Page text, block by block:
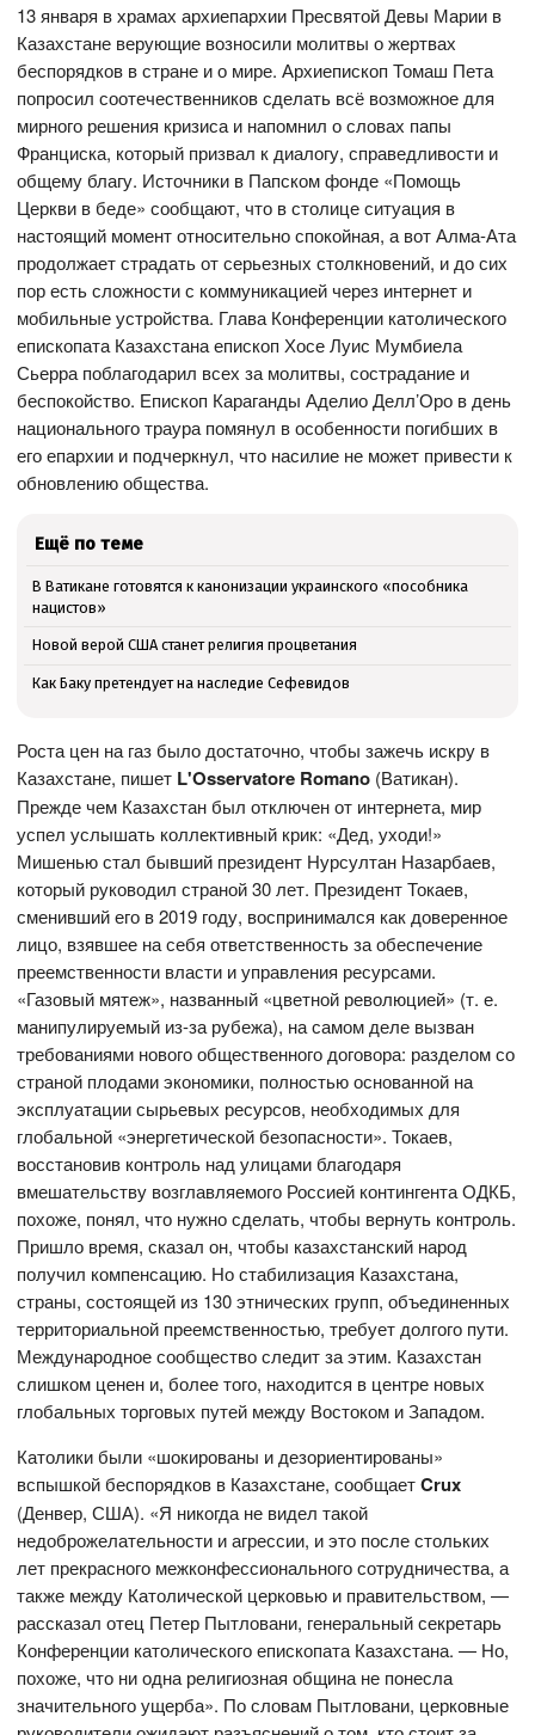
13 января в храмах архиепархии Пресвятой Девы Марии в
Казахстане верующие возносили молитвы о жертвах
беспорядков в стране и о мире. Архиепископ Томаш Пета
попросил соотечественников сделать всё возможное для
мирного решения кризиса и напомнил о словах папы
Франциска, который призвал к диалогу, справедливости и
общему благу. Источники в Папском фонде «Помощь
Церкви в беде» сообщают, что в столице ситуация в
настоящий момент относительно спокойная, а вот Алма-Ата
продолжает страдать от серьезных столкновений, и до сих
пор есть сложности с коммуникацией через интернет и
мобильные устройства. Глава Конференции католического
епископата Казахстана епископ Хосе Луис Мумбиела
Сьерра поблагодарил всех за молитвы, сострадание и
беспокойство. Епископ Караганды Аделио Делл’Оро в день
национального траура помянул в особенности погибших в
его епархии и подчеркнул, что насилие не может привести к
обновлению общества.
Ещё по теме
В Ватикане готовятся к канонизации украинского «пособника
нацистов»
Новой верой США станет религия процветания
Как Баку претендует на наследие Сефевидов
Роста цен на газ было достаточно, чтобы зажечь искру в
Казахстане, пишет L'Osservatore Romano (Ватикан).
Прежде чем Казахстан был отключен от интернета, мир
успел услышать коллективный крик: «Дед, уходи!»
Мишенью стал бывший президент Нурсултан Назарбаев,
который руководил страной 30 лет. Президент Токаев,
сменивший его в 2019 году, воспринимался как доверенное
лицо, взявшее на себя ответственность за обеспечение
преемственности власти и управления ресурсами.
«Газовый мятеж», названный «цветной революцией» (т. е.
манипулируемый из-за рубежа), на самом деле вызван
требованиями нового общественного договора: разделом со
страной плодами экономики, полностью основанной на
эксплуатации сырьевых ресурсов, необходимых для
глобальной «энергетической безопасности». Токаев,
восстановив контроль над улицами благодаря
вмешательству возглавляемого Россией контингента ОДКБ,
похоже, понял, что нужно сделать, чтобы вернуть контроль.
Пришло время, сказал он, чтобы казахстанский народ
получил компенсацию. Но стабилизация Казахстана,
страны, состоящей из 130 этнических групп, объединенных
территориальной преемственностью, требует долгого пути.
Международное сообщество следит за этим. Казахстан
слишком ценен и, более того, находится в центре новых
глобальных торговых путей между Востоком и Западом.
Католики были «шокированы и дезориентированы»
вспышкой беспорядков в Казахстане, сообщаетCrux
(Денвер, США). «Я никогда не видел такой
недоброжелательности и агрессии, и это после стольких
лет прекрасного межконфессионального сотрудничества, а
также между Католической церковью и правительством, —
рассказал отец Петер Пытловани, генеральный секретарь
Конференции католического епископата Казахстана. — Но,
похоже, что ни одна религиозная община не понесла
значительного ущерба». По словам Пытловани, церковные